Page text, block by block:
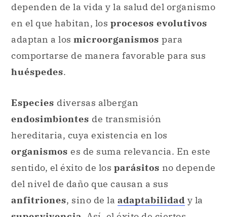
dependen de la vida y la salud del organismo
en el que habitan, los procesos evolutivos
adaptan a los microorganismos para
comportarse de manera favorable para sus
huéspedes.
Especies diversas albergan
endosimbiontes de transmisión
hereditaria, cuya existencia en los
organismos es de suma relevancia. En este
sentido, el éxito de los parásitos no depende
del nivel de daño que causan a sus
anfitriones, sino de la adaptabilidad y la